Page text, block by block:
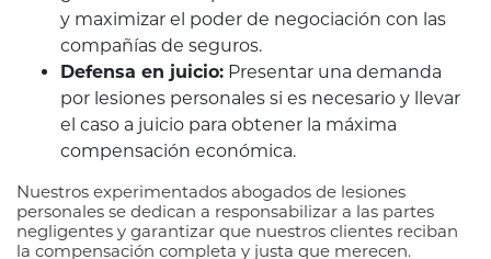
y maximizar el poder de negociación con las
compañías de seguros.
Defensa en juicio: Presentar una demanda
por lesiones personales si es necesario y llevar
el caso a juicio para obtener la máxima
compensación económica.
Nuestros experimentados abogados de lesiones
personales se dedican a responsabilizar a las partes
negligentes y garantizar que nuestros clientes reciban
la compensación completa y justa que merecen.